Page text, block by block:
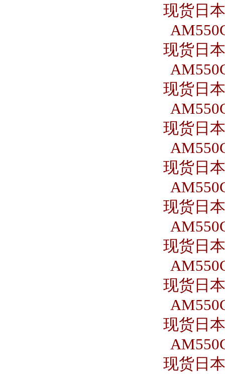
现货日
现货日
现货日
现货日
现货日
现货日
现货日
现货日
现货日
现货日